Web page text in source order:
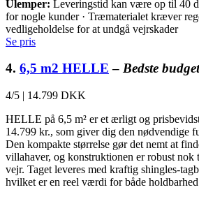
Ulemper: Leveringstid kan være op til 40
for nogle kunder · Træmaterialet kræver
vedligeholdelse for at undgå vejrskader
Se pris
4. 6,5 m2 HELLE – Bedste
4/5 | 14.799 DKK
HELLE på 6,5 m² er et ærligt og
14.799 kr., som giver dig den nødvendige
Den kompakte størrelse gør det nemt at
villahaver, og konstruktionen er robust nok
vejr. Taget leveres med kraftig shingles-
hvilket er en reel værdi for både